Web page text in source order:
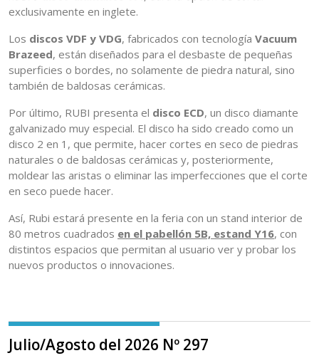
exclusivamente en inglete.
Los discos VDF y VDG, fabricados con tecnología Vacuum
Brazeed, están diseñados para el desbaste de pequeñas
superficies o bordes, no solamente de piedra natural, sino
también de baldosas cerámicas.
Por último, RUBI presenta el disco ECD, un disco diamante
galvanizado muy especial. El disco ha sido creado como un
disco 2 en 1, que permite, hacer cortes en seco de piedras
naturales o de baldosas cerámicas y, posteriormente,
moldear las aristas o eliminar las imperfecciones que el corte
en seco puede hacer.
Así, Rubi estará presente en la feria con un stand interior de
80 metros cuadrados en el pabellón 5B, estand Y16, con
distintos espacios que permitan al usuario ver y probar los
nuevos productos o innovaciones.
Julio/Agosto del 2026 Nº 297